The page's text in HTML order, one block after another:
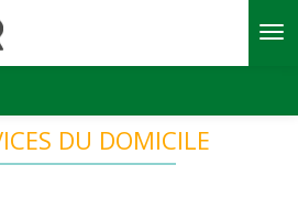
DU DOMICILE